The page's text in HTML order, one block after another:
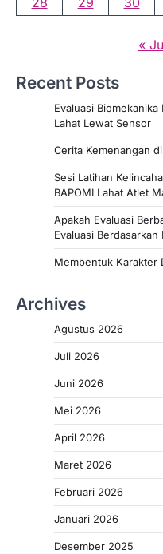
«
Recent Posts
Evaluasi
Lahat Lewat Sensor
Cerita Kemenangan
Sesi Latihan
BAPOMI Lahat Atlet
Apakah Evaluasi
Evaluasi Berdasarkan
Membentuk Karakter
Archives
Agustus 2026
Juli 2026
Juni 2026
Mei 2026
April 2026
Maret 2026
Februari 2026
Januari 2026
Desember 2025